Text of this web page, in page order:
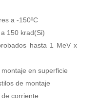
a -150ºC
150 krad(Si)
hasta 1 MeV x
en superficie
de montaje
corriente